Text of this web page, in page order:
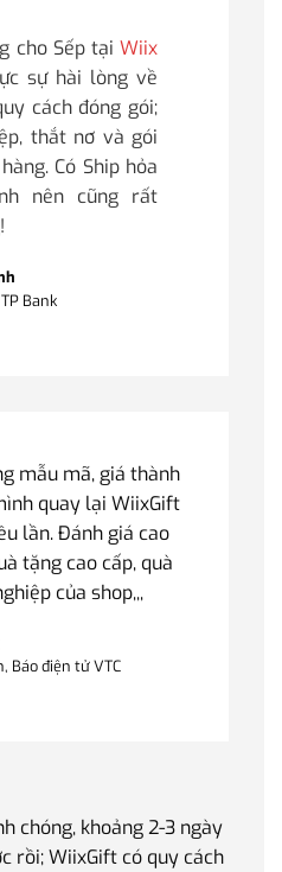
cho Sếp tại Wiix
sự hài lòng về
cách đóng gói;
thắt nơ và gói
Có Ship hỏa
nên cũng rất
Bank
mẫu mã, giá thành
quay lại WiixGift
lần. Đánh giá cao
tặng cao cấp, quà
của shop,,,
Báo điện tử VTC
chóng, khoảng 2-3 ngày
rồi; WiixGift có quy cách